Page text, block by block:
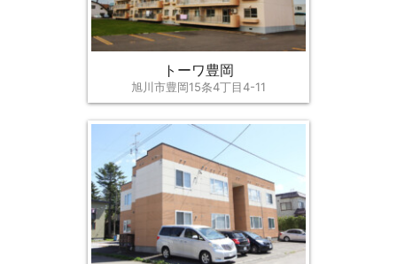
トーワ豊岡
旭川市豊岡15条4丁目4-11